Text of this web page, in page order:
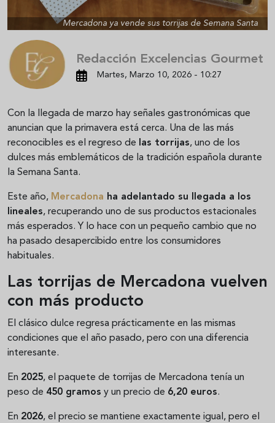
Mercadona ya vende sus torrijas de Semana Santa
Redacción Excelencias Gourmet
Martes, Marzo 10, 2026 - 10:27
Con la llegada de marzo hay señales gastronómicas que
anuncian que la primavera está cerca. Una de las más
reconocibles es el regreso de las torrijas, uno de los
dulces más emblemáticos de la tradición española durante
la Semana Santa.
Este año, Mercadona ha adelantado su llegada a los
lineales, recuperando uno de sus productos estacionales
más esperados. Y lo hace con un pequeño cambio que no
ha pasado desapercibido entre los consumidores
habituales.
Las torrijas de Mercadona vuelven
con más producto
El clásico dulce regresa prácticamente en las mismas
condiciones que el año pasado, pero con una diferencia
interesante.
En 2025, el paquete de torrijas de Mercadona tenía un
peso de 450 gramos y un precio de 6,20 euros.
En 2026, el precio se mantiene exactamente igual, pero el